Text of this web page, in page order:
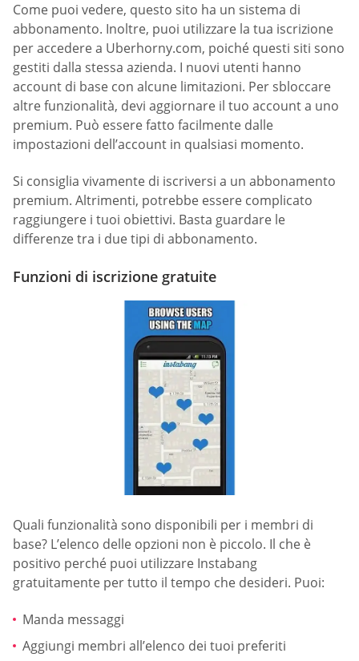
Come puoi vedere, questo sito ha un sistema di
abbonamento. Inoltre, puoi utilizzare la tua iscrizione
per accedere a Uberhorny.com, poiché questi siti sono
gestiti dalla stessa azienda. I nuovi utenti hanno
account di base con alcune limitazioni. Per sbloccare
altre funzionalità, devi aggiornare il tuo account a uno
premium. Può essere fatto facilmente dalle
impostazioni dell’account in qualsiasi momento.
Si consiglia vivamente di iscriversi a un abbonamento
premium. Altrimenti, potrebbe essere complicato
raggiungere i tuoi obiettivi. Basta guardare le
differenze tra i due tipi di abbonamento.
Funzioni di iscrizione gratuite
Quali funzionalità sono disponibili per i membri di
base? L’elenco delle opzioni non è piccolo. Il che è
positivo perché puoi utilizzare Instabang
gratuitamente per tutto il tempo che desideri. Puoi:
Manda messaggi
Aggiungi membri all’elenco dei tuoi preferiti